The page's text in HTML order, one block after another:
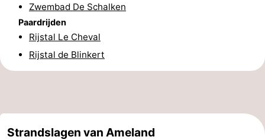
Friesland
Leeuwarden
Waddeneilanden
Zwembad De Schalken
Paardrijden
Rijstal Le Cheval
Rijstal de Blinkert
Strandslagen van Ameland